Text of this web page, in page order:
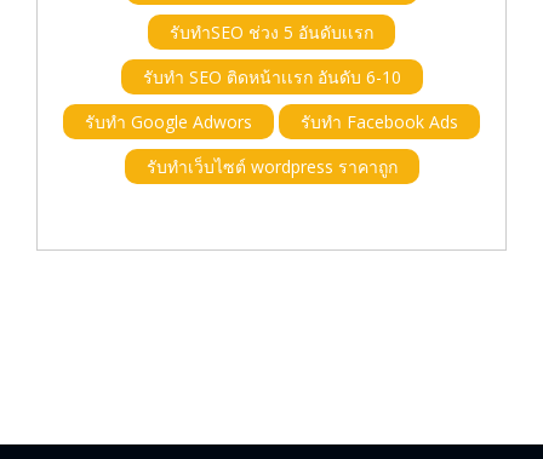
รับทำSEO ช่วง 5 อันดับเเรก
รับทำ SEO ติดหน้าเเรก อันดับ 6-10
รับทำ Google Adwors
รับทำ Facebook Ads
รับทำเว็บไซต์ wordpress ราคาถูก